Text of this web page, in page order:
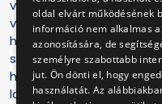
választottuk el
védőfelszerelést
home office-ból látják
számára ez
hogy miden eszközzel
lassítsuk a járvány
oldal elvárt működésének
információ nem alkalmas
azonosítására, de
személyre szabottabb
jut. Ön dönti el, hogy
használatát. Az